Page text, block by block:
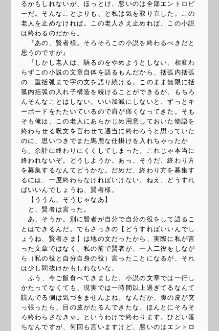
るかもしれないが、ほっとけ、悪いのは全部エントロピ
ーだ。そんなことよりも、と私は気を取り直した。この
老人を止めなければ。この老人さえ止めれば、この小説
は終わるのだから。
『あの、賢者様。そろそろこの小説を終わるべきだと
思うのですが』
『しかし老人は、語るのをやめようとしない。相変わ
らずこの小説の文章自体を語るもんだから、括弧内括弧
の二重括弧まで字の文を語り続ける。このまま無限に括
弧内括弧の入れ子構造を続けることができるが、もちろ
んそんなことはしない。いい加減にしないと、ずっとキ
ーボードをたたいているので肩が痛くなってきた。そも
そも俺は、この老人にあらかじめ用意しておいた物語を
終わらせる呪文を言わせて適当に終わろうと思っていた
のに、思いつきでまた馬鹿な仕掛けを入れちゃったか
ら、余計に終わりにくくしてしまった。これじゃ本当に
終われないぞ。どうしようか。あっ、そうだ、終わり方
を募集するなんてどうかな。だめだ、終わり方を募集す
るには、一度終わらなければいけない。ねえ、どうすれ
ばいいんでしょうね、賢者様。
【ううん、そうじゃなあ】
と、賢者は言った。
あ、そうか。別に賢者が自分で自分の役をして語るこ
とはできるんだ。でもさっきの【どうすればいいんでし
ょうね、賢者さま】は地の文だったから、実際に私が言
った文章ではなく、私の前で賢者が、一人二役をしなが
ら（私の役と自分自身の役）言ったことになるが、それ
は少し間抜けかもしれないな。
ふう、今ご飯食べてきました。小説の文章では一行し
かたってなくても、現実では一時間以上過ぎてるなんて
読んでる側は気づきませんよね。なんだか、腹の皮が突
っ張ったら、目の皮がたるんできたな。ほんとにそろそ
ろ終わらさなきゃ。というわけで終わります。ひどい落
ちなんですが、何回も言いますけど、悪いのはエントロ